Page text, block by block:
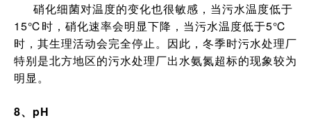
硝化细菌对温度的变化也很敏感，当污水温度低于
15℃时，硝化速率会明显下降，当污水温度低于5℃
时，其生理活动会完全停止。因此，冬季时污水处理厂
特别是北方地区的污水处理厂出水氨氮超标的现象较为
明显。
8、 pH